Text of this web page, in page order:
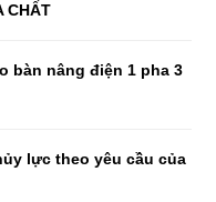
CHẤT
bàn nâng điện 1 pha 3
lực theo yêu cầu của